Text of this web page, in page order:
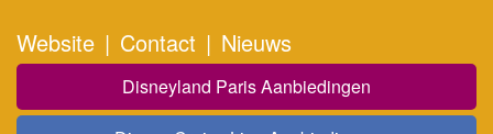
Website | Contact | Nieuws
Disneyland Paris Aanbiedingen